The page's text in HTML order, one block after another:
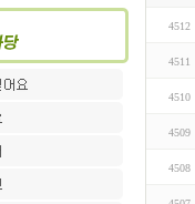
4512
4511
4510
4509
4508